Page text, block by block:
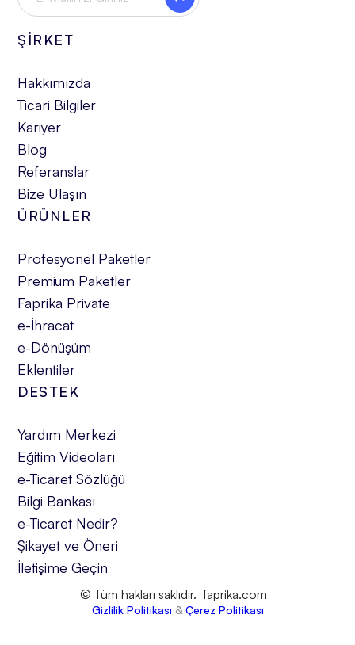
ŞİRKET
Hakkımızda
Ticari Bilgiler
Kariyer
Blog
Referanslar
Bize Ulaşın
ÜRÜNLER
Profesyonel Paketler
Premium Paketler
Faprika Private
e-İhracat
e-Dönüşüm
Eklentiler
DESTEK
Yardım Merkezi
Eğitim Videoları
e-Ticaret Sözlüğü
Bilgi Bankası
e-Ticaret Nedir?
Şikayet ve Öneri
İletişime Geçin
© Tüm hakları saklıdır. faprika.com
Gizlilik Politikası & Çerez Politikası